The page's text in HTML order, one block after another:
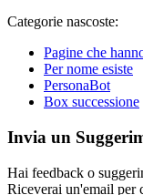
Categorie nascoste:
Pagine che
Per nome esiste
PersonaBot
Box successione
Invia un
Hai feedback o
Riceverai un'email per